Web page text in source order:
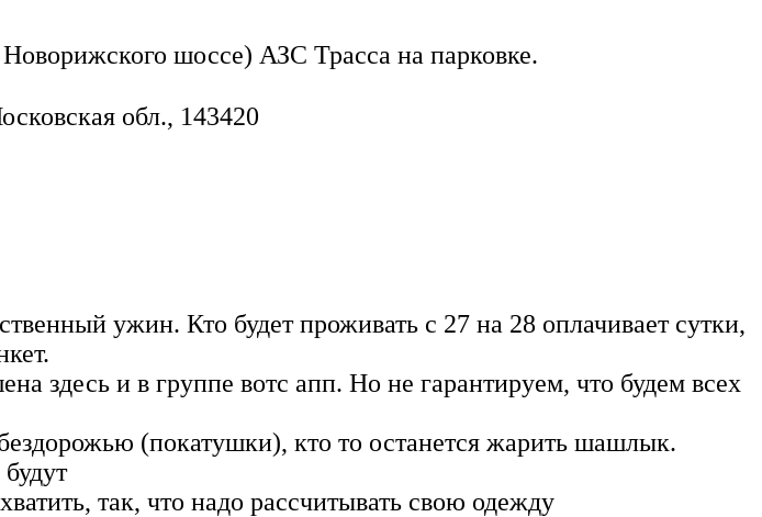
шоссе) АЗС Трасса на парковке.
обл., 143420
ужин. Кто будет проживать с 27 на 28 оплачивает сутки,
здесь и в группе вотс апп. Но не гарантируем, что будем всех
(покатушки), кто то останется жарить шашлык.
так, что надо рассчитывать свою одежду